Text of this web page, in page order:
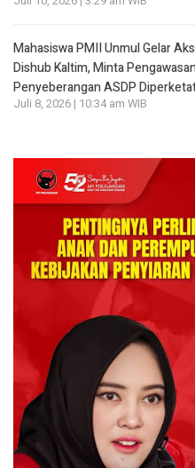
Mahasiswa PMII Unmul Gelar
Dishub Kaltim, Minta
Penyeberangan ASDP
Juli 8, 2026 | 10:34 am WIB